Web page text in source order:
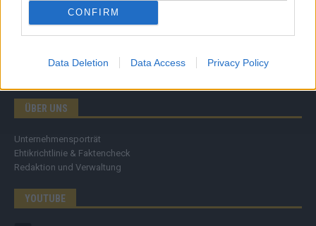
CONFIRM
Data Deletion Data Access Privacy Policy
ÜBER UNS
Unternehmensporträt
Ehtikrichtlinie & Faktencheck
Redaktion und Verwaltung
YOUTUBE